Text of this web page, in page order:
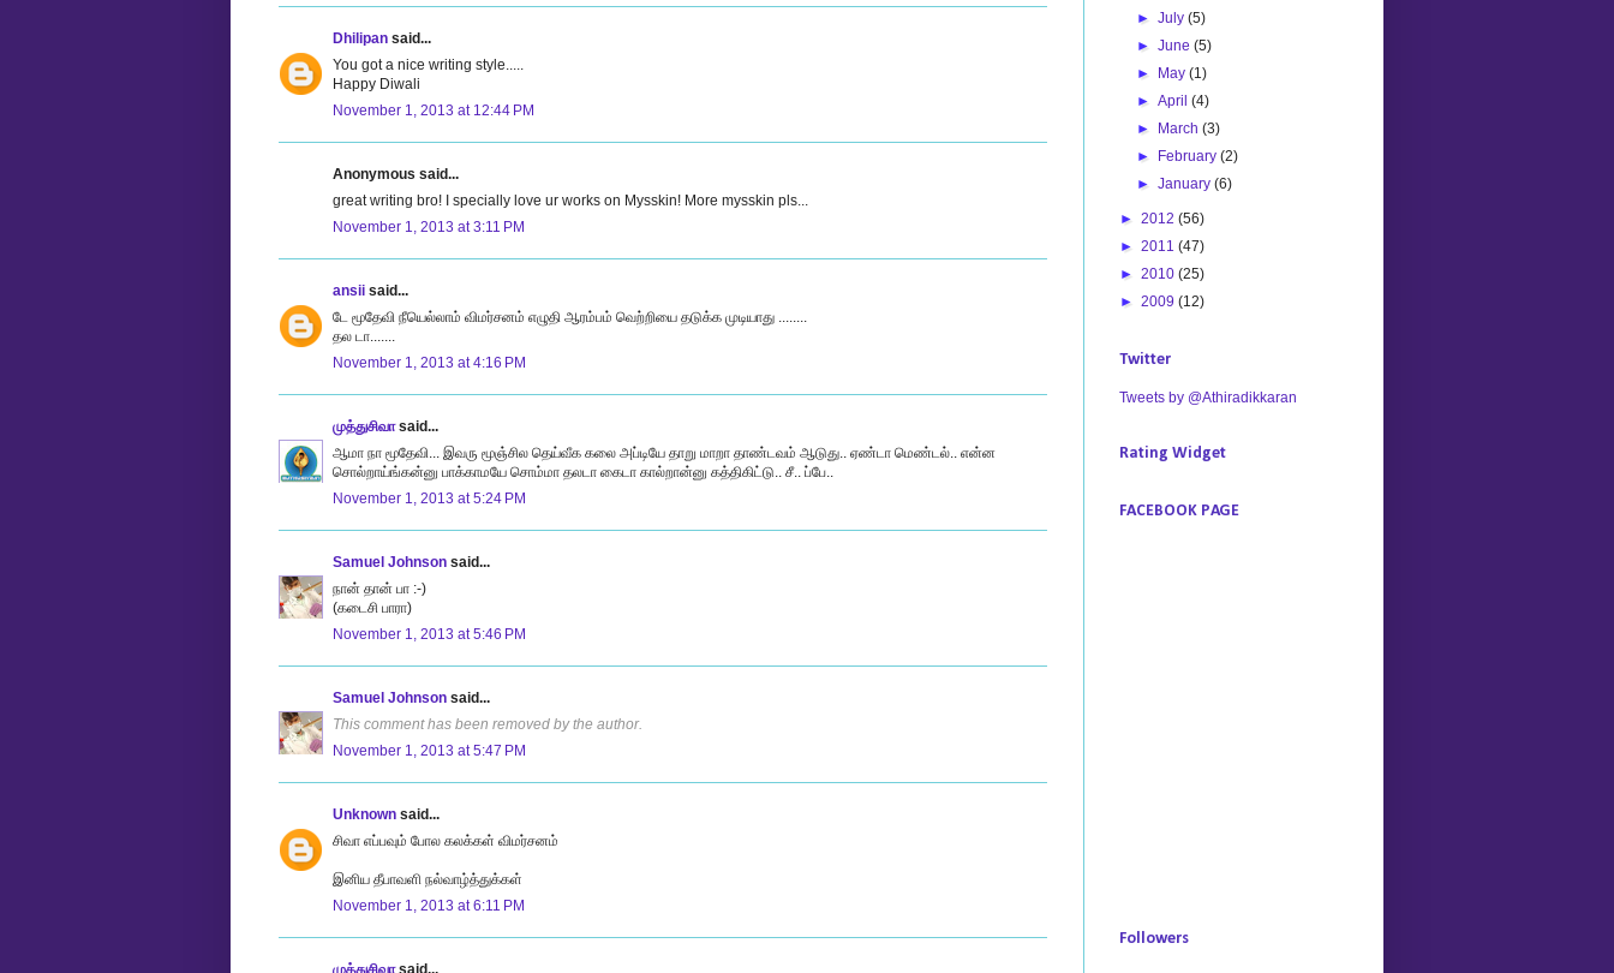
Dhilipan said...
You got a nice writing style.....
Happy Diwali
November 1, 2013 at 12:44 PM
Anonymous said...
great writing bro! I specially love ur works on Mysskin! More mysskin pls...
November 1, 2013 at 3:11 PM
ansii said...
டே மூதேவி நீயெல்லாம் விமர்சனம் எழுதி ஆரம்பம் வெற்றியை தடுக்க முடியாது ........
தல டா.......
November 1, 2013 at 4:16 PM
முத்துசிவாsaid...
ஆமா நா மூதேவி... இவரு மூஞ்சில தெய்வீக கலை அப்டியே தாறு மாறா தாண்டவம் ஆடுது.. ஏண்டா மெண்டல்.. என்ன
சொல்றாய்ங்கன்னு பாக்காமயே சொம்மா தலடா கைடா கால்றான்னு கத்திகிட்டு.. சீ.. ப்பே..
November 1, 2013 at 5:24 PM
Samuel Johnson said...
நான் தான் பா :-)
(கடைசி பாரா)
November 1, 2013 at 5:46 PM
Samuel Johnson said...
This comment has been removed by the author.
November 1, 2013 at 5:47 PM
Unknown said...
சிவா எப்பவும் போல கலக்கள் விமர்சனம்
இனிய தீபாவளி நல்வாழ்த்துக்கள்
November 1, 2013 at 6:11 PM
►July(5)
►June(5)
► May(1)
►April(4)
► March(3)
► February(2)
►January(6)
► 2012 (56)
► 2011 (47)
► 2010 (25)
► 2009 (12)
Twitter
Tweets by @Athiradikkaran
Rating Widget
FACEBOOK PAGE
Followers